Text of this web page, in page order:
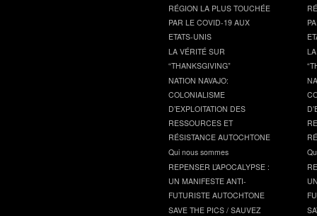
RÉGION LA PLUS TOUCHÉE
PAR LE COVID-19 AUX
ETATS-UNIS
LA VÉRITÉ SUR
“THANKSGIVING”
NATION NAVAJO:
COLONIALISME
D’EXPLOITATION DES
RESSOURCES ET
RÉSISTANCE AUTOCHTONE
Qui nous sommes
REPENSER L’APOCALYPSE :
UN MANIFESTE ANTI-
FUTURISTE AUTOCHTONE
SAVE THE PICS / SAUVEZ